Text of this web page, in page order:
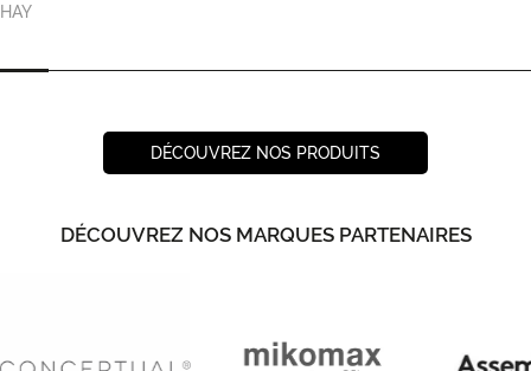
HAY
DÉCOUVREZ NOS PRODUITS
DÉCOUVREZ NOS MARQUES PARTENAIRES